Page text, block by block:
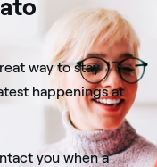
way to stay
happenings at
you when a